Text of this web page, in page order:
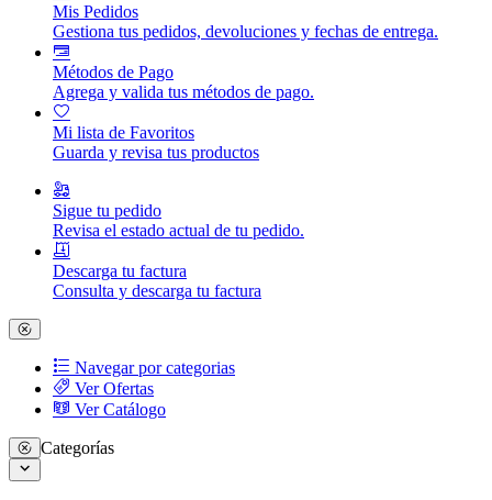
Mis Pedidos
Gestiona tus pedidos, devoluciones y fechas de entrega.
Métodos de Pago
Agrega y valida tus métodos de pago.
Mi lista de Favoritos
Guarda y revisa tus productos
Sigue tu pedido
Revisa el estado actual de tu pedido.
Descarga tu factura
Consulta y descarga tu factura
Navegar por categorias
Ver Ofertas
Ver Catálogo
Categorías